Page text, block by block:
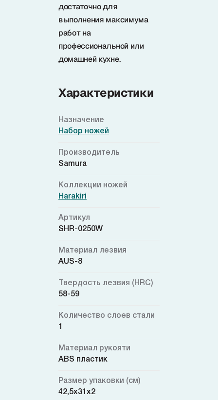
достаточно для
выполнения максимума
работ на
профессиональной или
домашней кухне.
Характеристики
Назначение
Набор ножей
Производитель
Samura
Коллекции ножей
Harakiri
Артикул
SHR-0250W
Материал лезвия
AUS-8
Твердость лезвия (HRC)
58-59
Количество слоев стали
1
Материал рукояти
ABS пластик
Размер упаковки (см)
42,5x31x2